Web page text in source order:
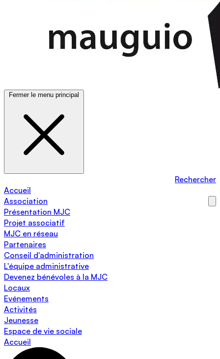
Fermer le menu principal
Rechercher
Accueil
Association
Présentation MJC
Projet associatif
MJC en réseau
Partenaires
Conseil d'administration
L'équipe administrative
Devenez bénévoles à la MJC
Locaux
Evénements
Activités
Jeunesse
Espace de vie sociale
Accueil